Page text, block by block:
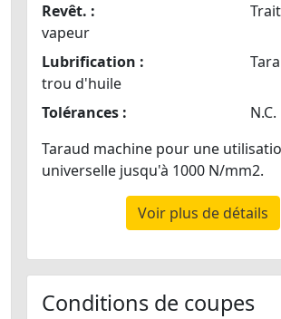
Revêt. :
vapeur
Lubrification :
trou d'huile
Tolérances :
N.C.
Taraud machine pour une
universelle jusqu'à 1000 N/mm2.
Voir plus de détails
Conditions de coupes